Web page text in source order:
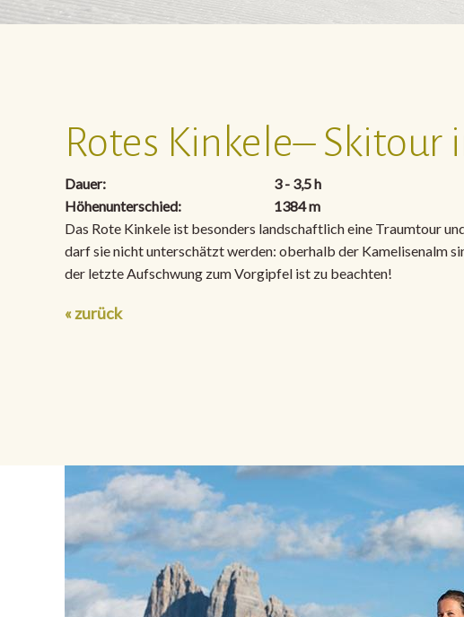
Rotes Kinkele– Skitour
Dauer:
3 - 3,5 h
Höhenunterschied:
1384 m
Das Rote Kinkele ist besonders landschaftlich eine Traumtour
darf sie nicht unterschätzt werden: oberhalb der Kamelisenalm
der letzte Aufschwung zum Vorgipfel ist zu beachten!
« zurück